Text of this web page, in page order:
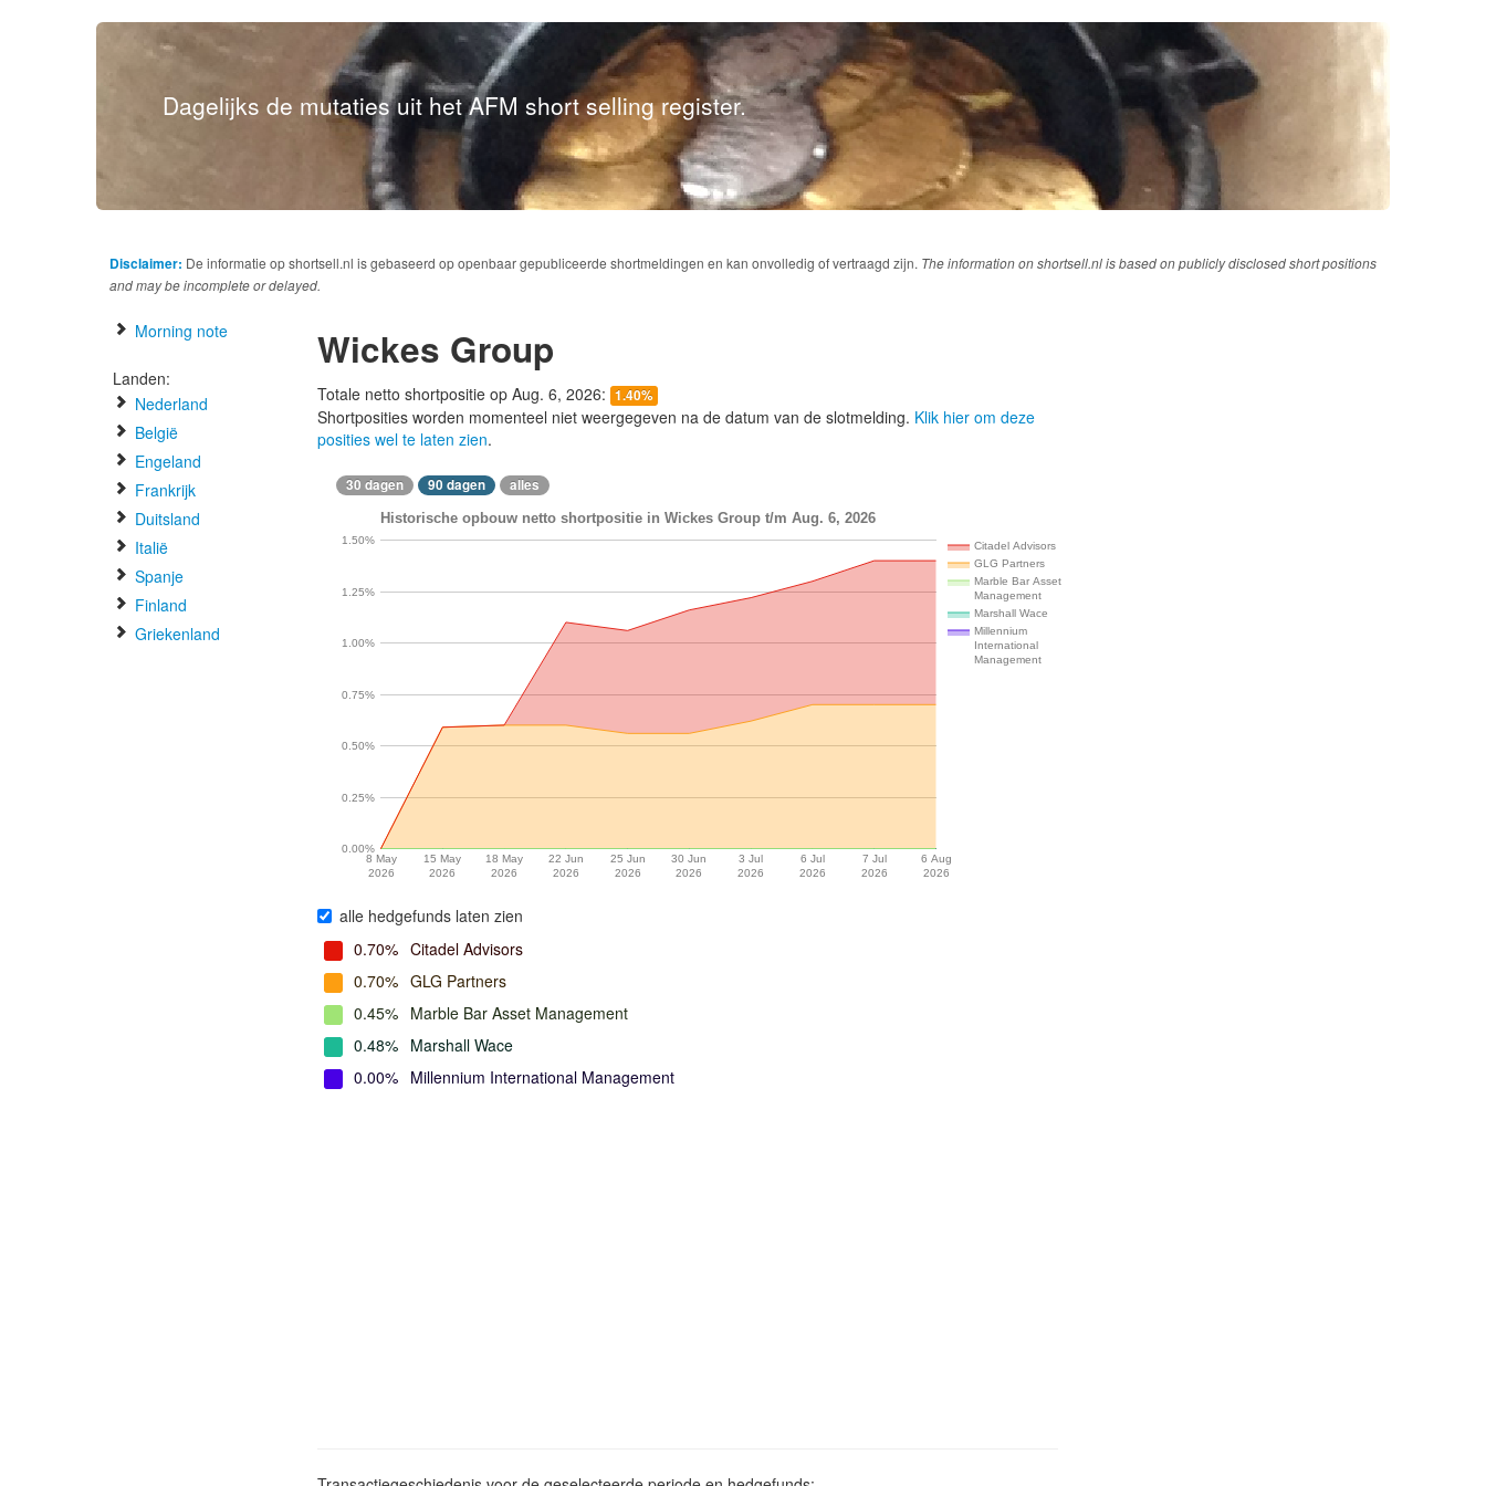
Dagelijks de mutaties uit het AFM short selling register.
Disclaimer: De informatie op shortsell.nl is gebaseerd op openbaar gepubliceerde shortmeldingen en kan onvolledig of vertraagd zijn. The information on shortsell.nl is based on publicly disclosed short positions
and may be incomplete or delayed.
Morning note
Landen:
Nederland
België
Engeland
Frankrijk
Duitsland
Italië
Spanje
Finland
Griekenland
Wickes Group
Totale netto shortpositie op Aug. 6, 2026: 1.40%
Shortposities worden momenteel niet weergegeven na de datum van de slotmelding. Klik hier om deze
posities wel te laten zien.
30 dagen 90 dagen alles
Historische opbouw netto shortpositie in Wickes Group t/m Aug. 6, 2026
Citadel Advisors
GLG Partners
Marble Bar Asset
Management
Marshall Wace
Millennium
International
Management
8 May
2026
15 May
2026
18 May
2026
22 Jun
2026
25 Jun
2026
30 Jun
2026
3 Jul
2026
6 Jul
2026
7 Jul
2026
6 Aug
2026
0.00%
0.25%
0.50%
0.75%
1.00%
1.25%
1.50%
alle hedgefunds laten zien
0.70% Citadel Advisors
0.70% GLG Partners
0.45% Marble Bar Asset Management
0.48% Marshall Wace
0.00% Millennium International Management